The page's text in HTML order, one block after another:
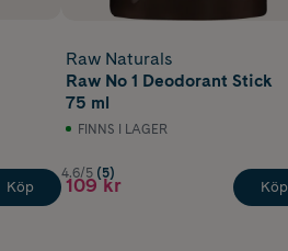
Köp
Raw Naturals
Raw No 1 Deodorant Stick
75 ml
FINNS I LAGER
4.6/5 (5)
109 kr Köp